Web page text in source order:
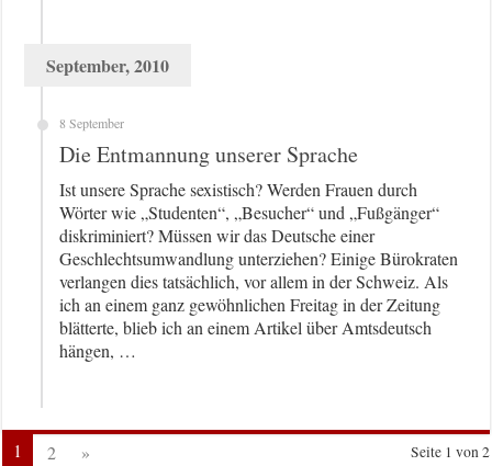
September, 2010
8 September
Die Entmannung unserer Sprache
Ist unsere Sprache sexistisch? Werden Frauen durch
Wörter wie „Studenten“, „Besucher“ und „Fußgänger“
diskriminiert? Müssen wir das Deutsche einer
Geschlechtsumwandlung unterziehen? Einige Bürokraten
verlangen dies tatsächlich, vor allem in der Schweiz. Als
ich an einem ganz gewöhnlichen Freitag in der Zeitung
blätterte, blieb ich an einem Artikel über Amtsdeutsch
hängen, …
Seite 1 von 2
1 2 »